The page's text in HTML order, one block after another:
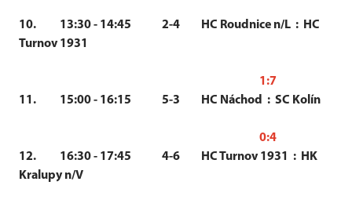
10. 13:30 - 14:45 2-4 HC Roudnice n/L : HC
Turnov 1931
1:7
11. 15:00 - 16:15 5-3 HC Náchod : SC Kolín
0:4
12. 16:30 - 17:45 4-6 HC Turnov 1931 : HK
Kralupy n/V